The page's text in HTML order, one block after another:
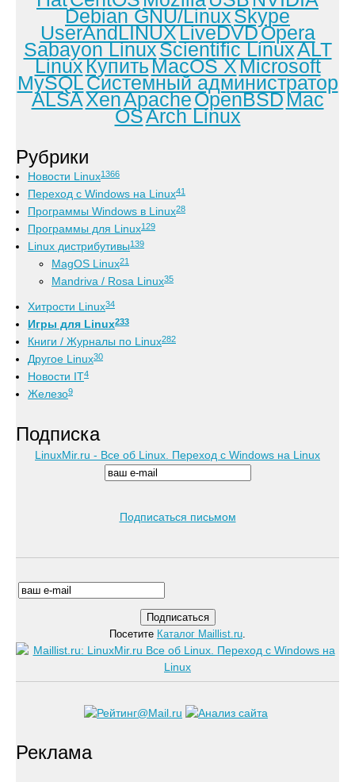
Debian GNU/LinuxSkype
UserAndLINUXLiveDVDOpera
Sabayon LinuxScientific LinuxALT
LinuxКупитьMacOS XMicrosoft
MySQLСистемный администратор
ALSAXenApacheOpenBSDMac
OSArch Linux
Рубрики
Новости Linux1366
Переход с Windows на Linux41
Программы Windows в Linux28
Программы для Linux129
Linux дистрибутивы139
MagOS Linux21
Mandriva / Rosa Linux35
Хитрости Linux34
Игры для Linux233
Книги / Журналы по Linux282
Другое Linux30
Новости IT4
Железо9
Подписка
LinuxMir.ru - Все об Linux. Переход с Windows на Linux
Подписаться письмом
Посетите Каталог Maillist.ru.
Реклама